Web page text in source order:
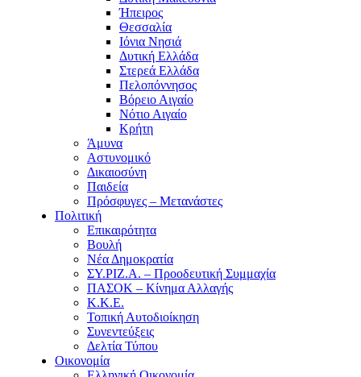
Ήπειρος
Θεσσαλία
Ιόνια Νησιά
Δυτική Ελλάδα
Στερεά Ελλάδα
Πελοπόννησος
Βόρειο Αιγαίο
Νότιο Αιγαίο
Κρήτη
Άμυνα
Αστυνομικό
Δικαιοσύνη
Παιδεία
Πρόσφυγες – Μετανάστες
Πολιτική
Επικαιρότητα
Βουλή
Νέα Δημοκρατία
ΣΥ.ΡΙΖ.Α. – Προοδευτική Συμμαχία
ΠΑΣΟΚ – Κίνημα Αλλαγής
Κ.Κ.Ε.
Τοπική Αυτοδιοίκηση
Συνεντεύξεις
Δελτία Τύπου
Οικονομία